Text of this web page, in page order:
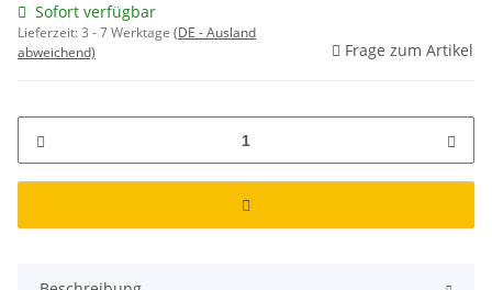
Sofort verfügbar
Lieferzeit:3 - 7 Werktage (DE - Ausland
abweichend)
Frage zum Artikel